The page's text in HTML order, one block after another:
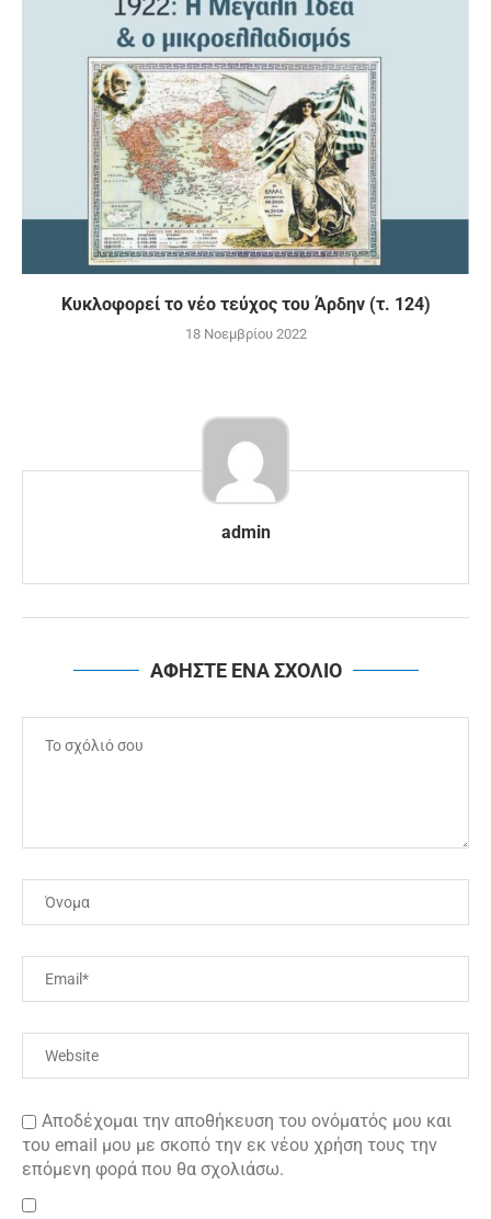
Κυκλοφορεί το νέο τεύχος του Άρδην (τ. 124)
18 Νοεμβρίου 2022
admin
ΑΦΗΣΤΕ ΕΝΑ ΣΧΟΛΙΟ
Αποδέχομαι την αποθήκευση του ονόματός μου και
του email μου με σκοπό την εκ νέου χρήση τους την
επόμενη φορά που θα σχολιάσω.